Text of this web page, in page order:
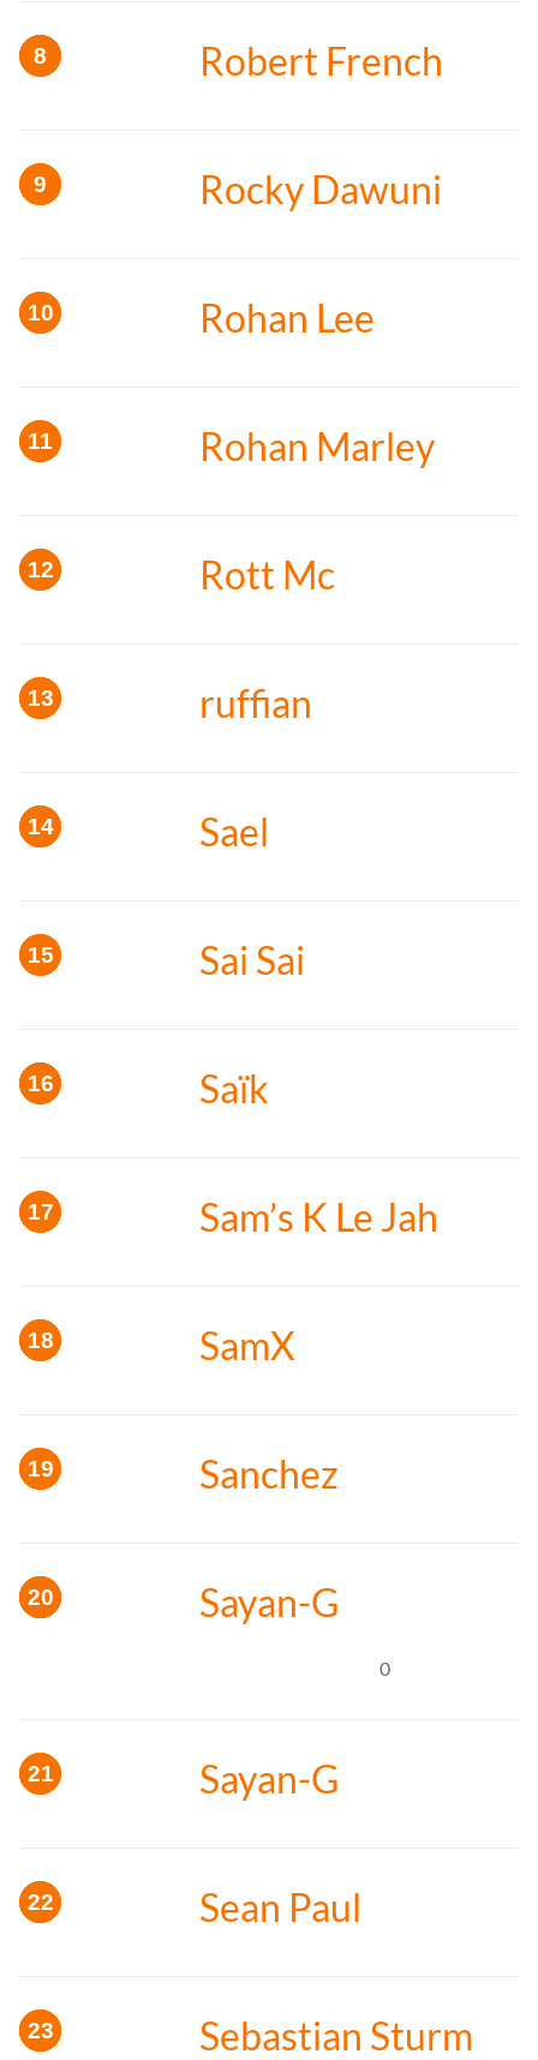
Robert French
Rocky Dawuni
Rohan Lee
Rohan Marley
Rott Mc
ruffian
Sael
Sai Sai
Saïk
Sam’s K Le Jah
SamX
Sanchez
Sayan-G
0
Sayan-G
Sean Paul
Sebastian Sturm